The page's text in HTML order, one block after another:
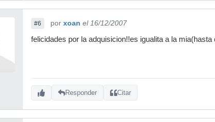
#6 por xoan el 16/12/2007
felicidades por la adquisicion!!es igualita a la
Responder Citar